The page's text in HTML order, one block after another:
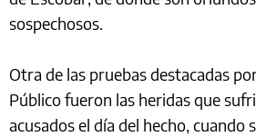
sospechosos.
Otra de las pruebas destacadas
Público fueron las heridas que
acusados el día del hecho, cuando